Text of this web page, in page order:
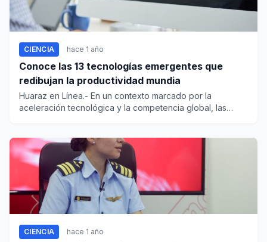
CIENCIA hace 1 año
Conoce las 13 tecnologías emergentes que
redibujan la productividad mundia
Huaraz en Línea.- En un contexto marcado por la
aceleración tecnológica y la competencia global, las
CIENCIA hace 1 año